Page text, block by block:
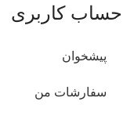
حساب کاربری
پیشخوان
سفارشات من